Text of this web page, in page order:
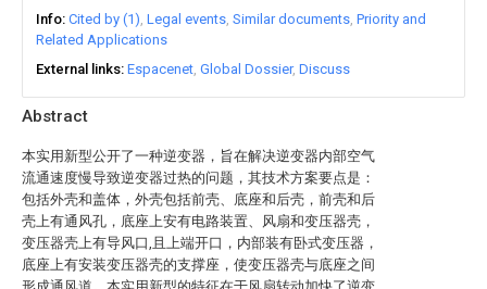
Abstract
本实用新型公开了一种逆变器，旨在解决逆变器内部空气
流通速度慢导致逆变器过热的问题，其技术方案要点是：
包括外壳和盖体，外壳包括前壳、底座和后壳，前壳和后
壳上有通风孔，底座上安有电路装置、风扇和变压器壳，
变压器壳上有导风口,且上端开口，内部装有卧式变压器，
底座上有安装变压器壳的支撑座，使变压器壳与底座之间
Info Cited by (1) Legal events Similar documents Priority and
Related Applications
External links Espacenet Global Dossier Discuss